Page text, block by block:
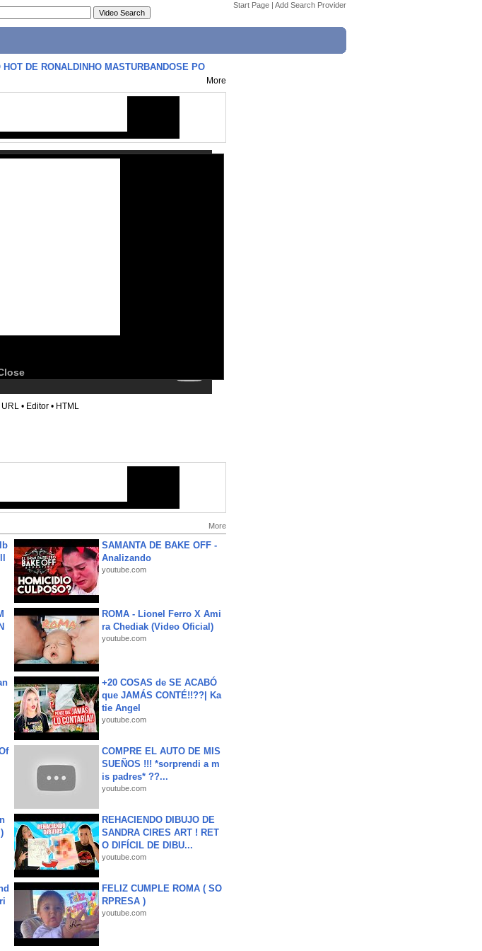
Start Page | Add Search Provider
DE RONALDINHO MASTURBANDOSE PO
More
URL • Editor • HTML
More
SAMANTA DE BAKE OFF -
Analizando
youtube.com
ROMA - Lionel Ferro X Ami
ra Chediak (Video Oficial)
youtube.com
+20 COSAS de SE ACABÓ
que JAMÁS CONTÉ!!??| Ka
tie Angel
youtube.com
COMPRE EL AUTO DE MIS
SUEÑOS !!! *sorprendi a m
is padres* ??...
youtube.com
REHACIENDO DIBUJO DE
SANDRA CIRES ART ! RET
O DIFÍCIL DE DIBU...
youtube.com
FELIZ CUMPLE ROMA ( SO
RPRESA )
youtube.com